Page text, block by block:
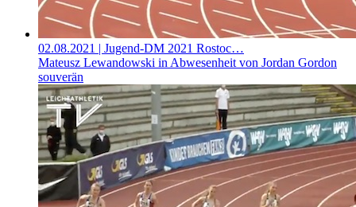
02.08.2021 | Jugend-DM 2021 Rostoc…
Mateusz Lewandowski in Abwesenheit von Jordan Gordon
souverän